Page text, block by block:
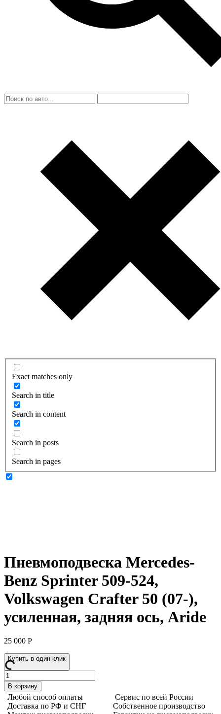
Exact matches only
Search in title
Search in content
Search in posts
Search in pages
Пневмоподвеска Mercedes-
Benz Sprinter 509-524,
Volkswagen Crafter 50 (07-),
усиленная, задняя ось, Aride
25 000 Р
Купить в один клик
Количество
товара
Пневмоподвеска
Mercedes-
Benz
В корзину
Любой способ оплаты
Доставка по РФ и СНГ
Сервис по всей России
Собственное производство